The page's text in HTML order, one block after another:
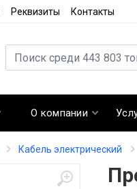
Реквизиты Контакты
О компании
Кабель электрический